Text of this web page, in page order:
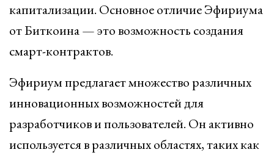
капитализации. Основное отличие Эфириума
от Биткоина — это возможность создания
смарт-контрактов.
Эфириум предлагает множество различных
инновационных возможностей для
разработчиков и пользователей. Он активно
используется в различных областях, таких как